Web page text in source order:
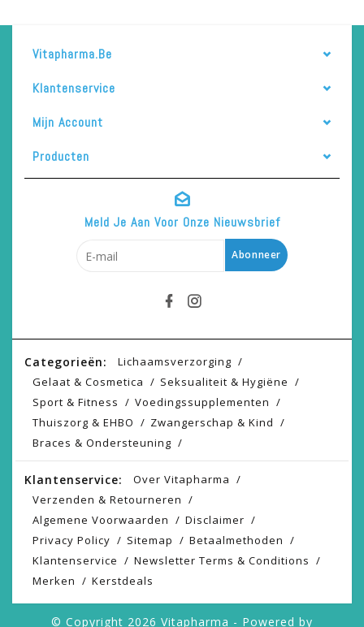
Vitapharma.be
Klantenservice
Mijn Account
Producten
Meld Je Aan Voor Onze Nieuwsbrief
Abonneer
Categorieën:
Lichaamsverzorging
Gelaat & Cosmetica
Seksualiteit & Hygiëne
Sport & Fitness
Voedingssupplementen
Thuiszorg & EHBO
Zwangerschap & Kind
Braces & Ondersteuning
Klantenservice:
Over Vitapharma
Verzenden & Retourneren
Algemene Voorwaarden
Disclaimer
Privacy Policy
Sitemap
Betaalmethoden
Klantenservice
Newsletter Terms & Conditions
Merken
Kerstdeals
© Copyright 2026 Vitapharma - Powered by